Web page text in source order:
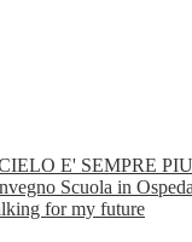
E' SEMPRE
Scuola in
for my future